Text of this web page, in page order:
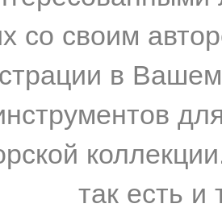
со своим
в
так есть и